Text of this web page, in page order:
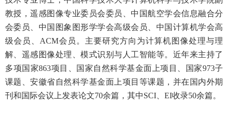
教授，遥感图像专业委员会委员、中国航空学会信息融合分
会委员、中国图象图形学学会高级会员、中国计算机学会高
级会员、ACM会员。主要研究方向为计算机图像处理与理
解、遥感图像处理、模式识别与人工智能等。近年来主持了
多项国家863项目、国家自然科学基金面上项目、国家973子
课题、安徽省自然科学基金面上项目等课题，并在国内外期
刊和国际会议上发表论文70余篇，其中SCI、EI收录50余篇。